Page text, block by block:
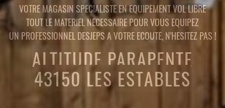
VOTRE MAGASIN SPECIALISTE EN EQUIPEMENT VOL LIBRE
TOUT LE MATERIEL NECESSAIRE POUR VOUS EQUIPEZ
UN PROFESSIONNEL DESJEPS A VOTRE ECOUTE, N'HESITEZ PAS !
ALTITUDE PARAPENTE
43150 LES ESTABLES